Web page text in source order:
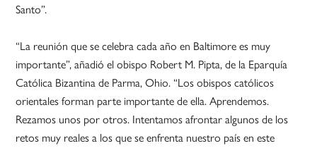
Santo”.
“La reunión que se celebra cada año en Baltimore es muy
importante”, añadió el obispo Robert M. Pipta, de la Eparquía
Católica Bizantina de Parma, Ohio. “Los obispos católicos
orientales forman parte importante de ella. Aprendemos.
Rezamos unos por otros. Intentamos afrontar algunos de los
retos muy reales a los que se enfrenta nuestro país en este